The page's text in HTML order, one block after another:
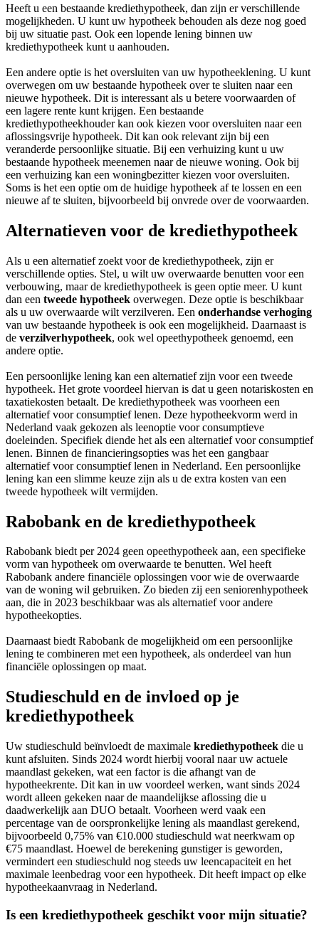
Heeft u een bestaande krediethypotheek, dan zijn er verschillende
mogelijkheden. U kunt uw hypotheek behouden als deze nog goed
bij uw situatie past. Ook een lopende lening binnen uw
krediethypotheek kunt u aanhouden.
Een andere optie is het oversluiten van uw hypotheeklening. U kunt
overwegen om uw bestaande hypotheek over te sluiten naar een
nieuwe hypotheek. Dit is interessant als u betere voorwaarden of
een lagere rente kunt krijgen. Een bestaande
krediethypotheekhouder kan ook kiezen voor oversluiten naar een
aflossingsvrije hypotheek. Dit kan ook relevant zijn bij een
veranderde persoonlijke situatie. Bij een verhuizing kunt u uw
bestaande hypotheek meenemen naar de nieuwe woning. Ook bij
een verhuizing kan een woningbezitter kiezen voor oversluiten.
Soms is het een optie om de huidige hypotheek af te lossen en een
nieuwe af te sluiten, bijvoorbeeld bij onvrede over de voorwaarden.
Alternatieven voor de krediethypotheek
Als u een alternatief zoekt voor de krediethypotheek, zijn er
verschillende opties. Stel, u wilt uw overwaarde benutten voor een
verbouwing, maar de krediethypotheek is geen optie meer. U kunt
dan een tweede hypotheek overwegen. Deze optie is beschikbaar
als u uw overwaarde wilt verzilveren. Een onderhandse verhoging
van uw bestaande hypotheek is ook een mogelijkheid. Daarnaast is
de verzilverhypotheek, ook wel opeethypotheek genoemd, een
andere optie.
Een persoonlijke lening kan een alternatief zijn voor een tweede
hypotheek. Het grote voordeel hiervan is dat u geen notariskosten en
taxatiekosten betaalt. De krediethypotheek was voorheen een
alternatief voor consumptief lenen. Deze hypotheekvorm werd in
Nederland vaak gekozen als leenoptie voor consumptieve
doeleinden. Specifiek diende het als een alternatief voor consumptief
lenen. Binnen de financieringsopties was het een gangbaar
alternatief voor consumptief lenen in Nederland. Een persoonlijke
lening kan een slimme keuze zijn als u de extra kosten van een
tweede hypotheek wilt vermijden.
Rabobank en de krediethypotheek
Rabobank biedt per 2024 geen opeethypotheek aan, een specifieke
vorm van hypotheek om overwaarde te benutten. Wel heeft
Rabobank andere financiële oplossingen voor wie de overwaarde
van de woning wil gebruiken. Zo bieden zij een seniorenhypotheek
aan, die in 2023 beschikbaar was als alternatief voor andere
hypotheekopties.
Daarnaast biedt Rabobank de mogelijkheid om een persoonlijke
lening te combineren met een hypotheek, als onderdeel van hun
financiële oplossingen op maat.
Studieschuld en de invloed op je
krediethypotheek
Uw studieschuld beïnvloedt de maximale krediethypotheek die u
kunt afsluiten. Sinds 2024 wordt hierbij vooral naar uw actuele
maandlast gekeken, wat een factor is die afhangt van de
hypotheekrente. Dit kan in uw voordeel werken, want sinds 2024
wordt alleen gekeken naar de maandelijkse aflossing die u
daadwerkelijk aan DUO betaalt. Voorheen werd vaak een
percentage van de oorspronkelijke lening als maandlast gerekend,
bijvoorbeeld 0,75% van €10.000 studieschuld wat neerkwam op
€75 maandlast. Hoewel de berekening gunstiger is geworden,
vermindert een studieschuld nog steeds uw leencapaciteit en het
maximale leenbedrag voor een hypotheek. Dit heeft impact op elke
hypotheekaanvraag in Nederland.
Is een krediethypotheek geschikt voor mijn situatie?